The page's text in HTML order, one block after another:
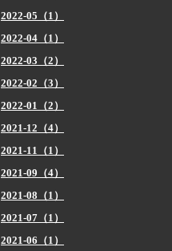
2022-05（1）
2022-04（1）
2022-03（2）
2022-02（3）
2022-01（2）
2021-12（4）
2021-11（1）
2021-09（4）
2021-08（1）
2021-07（1）
2021-06（1）